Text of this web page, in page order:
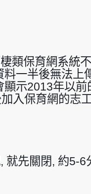
類保育網系統
料一半後無法上
示2013年以
入保育網的志
就先關閉, 約5-